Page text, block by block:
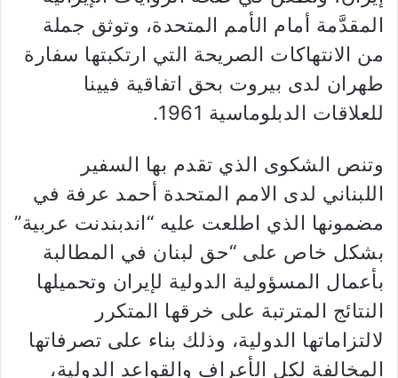
المقدَّمة أمام الأمم المتحدة، وتوثق جملة
من الانتهاكات الصريحة التي ارتكبتها سفارة
طهران لدى بيروت بحق اتفاقية فيينا
للعلاقات الدبلوماسية 1961.
وتنص الشكوى الذي تقدم بها السفير
اللبناني لدى الامم المتحدة أحمد عرفة في
مضمونها الذي اطلعت عليه “اندبندنت عربية”
بشكل خاص على “حق لبنان في المطالبة
بأعمال المسؤولية الدولية لإيران وتحميلها
النتائج المترتبة على خرقها المتكرر
لالتزاماتها الدولية، وذلك بناء على تصرفاتها
المخالفة لكل الأعراف والقواعد الدولية،